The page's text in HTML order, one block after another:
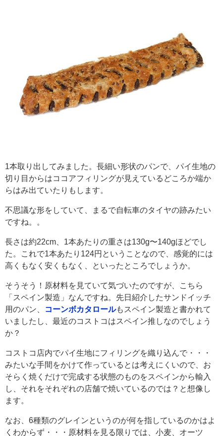
1本取り出してみました。長細い形状のパンで、パイ生地の
切り目からはココアフィリングが見えているどころか端か
らはみ出ていたりもします。
不思議な形をしていて、まるで自転車のタイヤの跡みたい
ですね。。
長さは約22cm、1本あたりの重さは130g〜140gほどでし
た。これで1本あたり124円ということなので、感覚的には
高くもなく安くもなく、といったところでしょうか。
そうそう！原材料を見ていて気づいたのですが、こちら
「スペイン製造」なんですね。先日紹介したサンドイッチ
用のパン、
コーンボカタロールもスペイン製造と書かれて
いましたし、最近のコストコはスペイン推しなのでしょう
か？
コストコ店内でパイ生地にフィリングを織り込んで・・・
みたいな手間をかけて作っているとは考えにくいので、お
そらく焼くだけで完成する状態のものをスペインから輸入
し、それをそれぞれの店舗で焼いているのでは？と想像し
ます。
なお、6種類のグレインというのが何を指しているのかはよ
くわからず・・・原材料を見る限りでは、小麦、オーツ